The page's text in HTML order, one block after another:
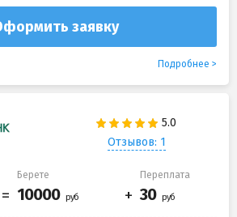
заявку
Подробнее
Отзывов: 1
Берете Переплата